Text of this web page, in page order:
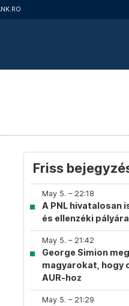
Friss
May 5. – 22:18
A PNL hivatalosan
és ellenzéki
May 5. – 21:42
George Simion
magyarokat, hogy
AUR-hoz
May 5. – 21:29